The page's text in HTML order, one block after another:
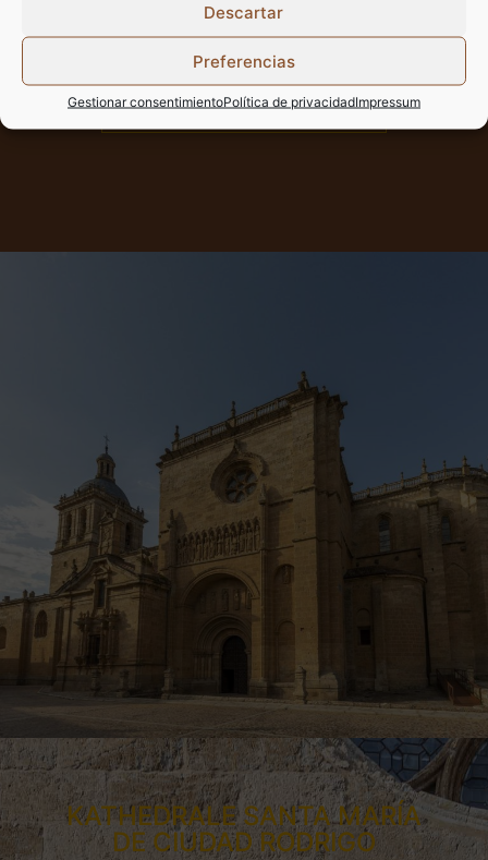
Descartar
Preferencias
Gestionar consentimientoPolítica de privacidadImpressum
STUNDEN DER
ANBETUNG
KATHEDRALE SANTA MARÍA
DE CIUDAD RODRIGO